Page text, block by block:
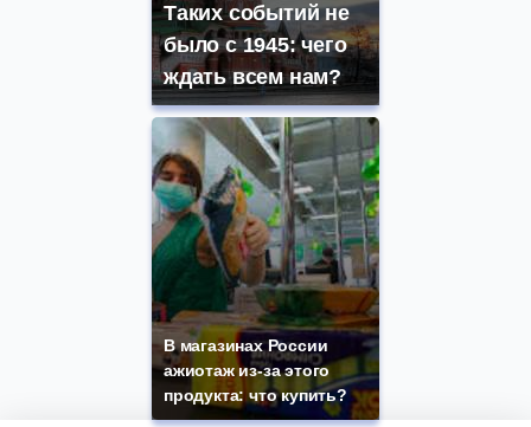
Таких событий не
было с 1945: чего
ждать всем нам?
В магазинах России
ажиотаж из-за этого
продукта: что купить?